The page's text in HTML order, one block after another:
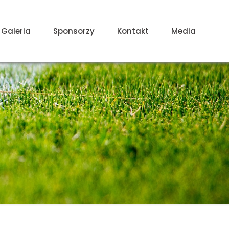
Galeria Sponsorzy Kontakt Media